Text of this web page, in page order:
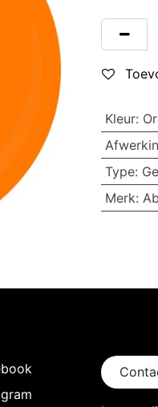
Kleur:
Type:
Merk: